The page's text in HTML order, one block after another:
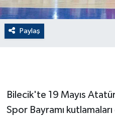
Paylaş
Bilecik'te 19 Mayıs
Spor Bayramı
EĞİTİM
EKONOMİ
Flaş Haber